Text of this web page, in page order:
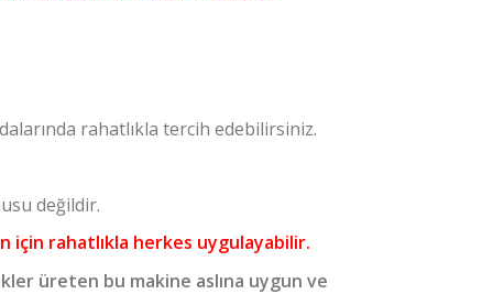
rahatlıkla tercih edebilirsiniz.
değildir.
için rahatlıkla herkes uygulayabilir.
üreten bu makine aslına uygun ve